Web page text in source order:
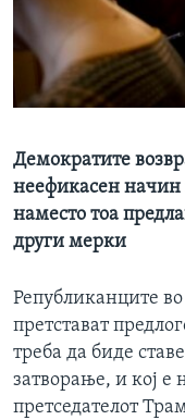
ИНТЕРВЈУА
Јазици
Демократите
неефикасен начин
наместо тоа
други мерки
Републиканците
претстават
треба да биде
затворање, и кој е
претседателот